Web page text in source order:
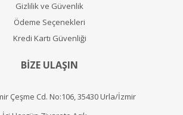
Gizlilik ve Güvenlik
Ödeme Seçenekleri
Kredi Kartı Güvenliği
BİZE ULAŞIN
Çeşme Cd. No:106, 35430 Urla/İzmir